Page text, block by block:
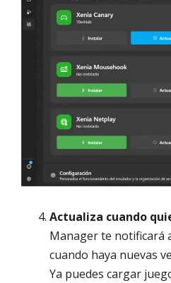
Actualiza cuando
Manager te notificará
cuando haya nuevas
Ya puedes cargar